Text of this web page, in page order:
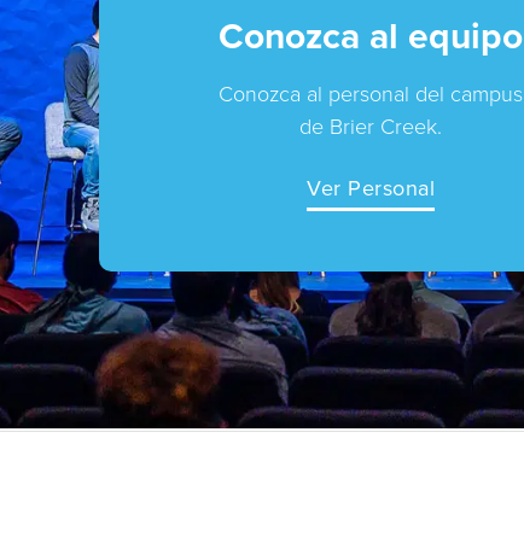
Conozca al equipo
Conozca al personal del campus
de Brier Creek.
Ver Personal